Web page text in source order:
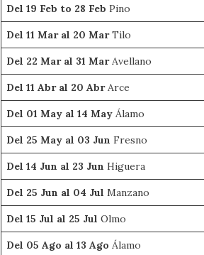
Del 19 Feb to 28 Feb Pino
Del 11 Mar al 20 MarTilo
Del 22 Mar al 31 Mar Avellano
Del 11 Abr al 20 Abr Arce
Del 01 May al 14 May Álamo
Del 25 May al 03 Jun Fresno
Del 14 Jun al 23 Jun Higuera
Del 25 Jun al 04 Jul Manzano
Del 15 Jul al 25 Jul Olmo
Del 05 Ago al 13 Ago Álamo